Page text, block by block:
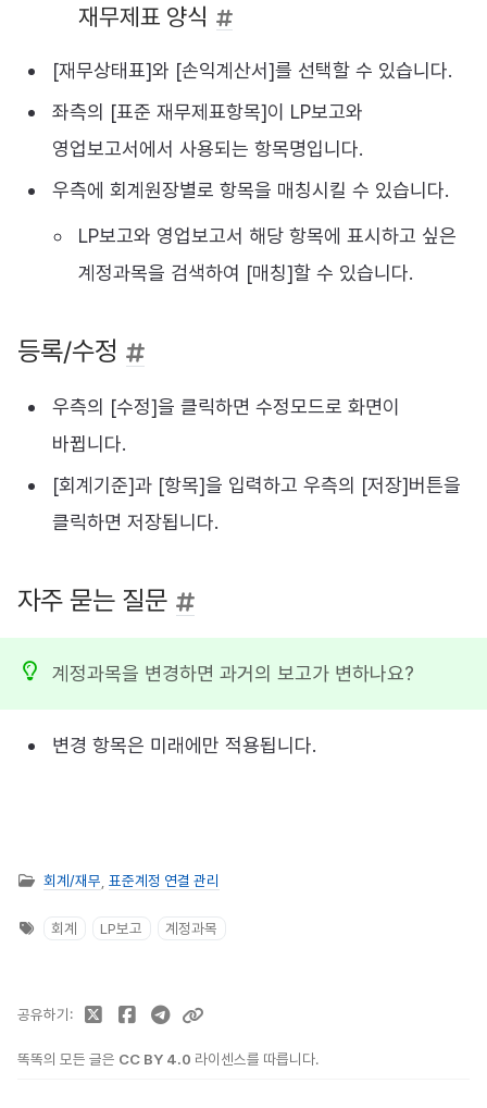
재무제표 양식
[재무상태표]와 [손익계산서]를 선택할 수 있습니다.
좌측의 [표준 재무제표항목]이 LP보고와
영업보고서에서 사용되는 항목명입니다.
우측에 회계원장별로 항목을 매칭시킬 수 있습니다.
LP보고와 영업보고서 해당 항목에 표시하고 싶은
계정과목을 검색하여 [매칭]할 수 있습니다.
등록/수정
우측의 [수정]을 클릭하면 수정모드로 화면이
바뀝니다.
[회계기준]과 [항목]을 입력하고 우측의 [저장]버튼을
클릭하면 저장됩니다.
자주 묻는 질문
계정과목을 변경하면 과거의 보고가 변하나요?
변경 항목은 미래에만 적용됩니다.
회계/재무 표준계정 연결 관리
회계 LP보고 계정과목
똑똑의 모든 글은 CC BY 4.0 라이센스를 따릅니다.
공유하기